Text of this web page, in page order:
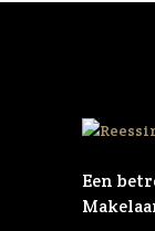
Een